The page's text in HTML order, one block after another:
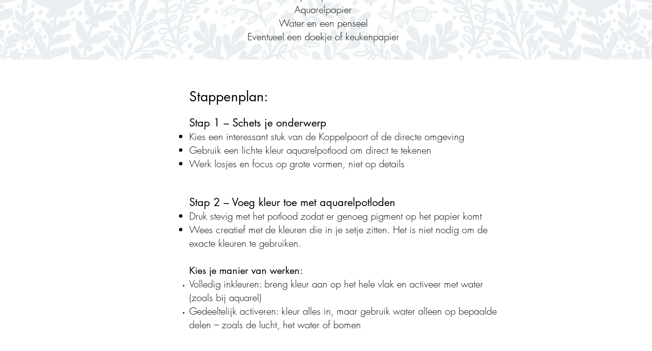
Aquarelpapier
Water en een penseel
Eventueel een doekje of keukenpapier
Stappenplan:
Stap 1 – Schets je onderwerp
Kies een interessant stuk van de Koppelpoort of de directe omgeving
Gebruik een lichte kleur aquarelpotlood om direct te tekenen
Werk losjes en focus op grote vormen, niet op details
Stap 2 – Voeg kleur toe met aquarelpotloden
Druk stevig met het potlood zodat er genoeg pigment op het papier komt
Wees creatief met de kleuren die in je setje zitten. Het is niet nodig om de
exacte kleuren te gebruiken.
Kies je manier van werken:
Volledig inkleuren: breng kleur aan op het hele vlak en activeer met water
(zoals bij aquarel)
Gedeeltelijk activeren: kleur alles in, maar gebruik water alleen op bepaalde
delen – zoals de lucht, het water of bomen